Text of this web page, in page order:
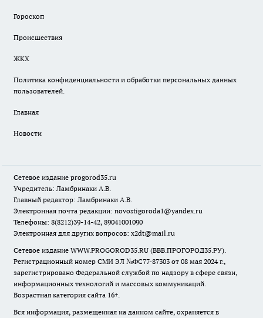
Гороскоп
Происшествия
ЖКХ
Политика конфиденциальности и обработки персональных данных
пользователей.
Главная
Новости
Сетевое издание progorod35.ru
Учредитель: Ламбринаки А.В.
Главный редактор: Ламбринаки А.В.
Электронная почта редакции: novostigoroda1@yandex.ru
Телефоны: 8(8212)39-14-42, 89041001090
Электронная для других вопросов: x2dt@mail.ru
Сетевое издание WWW.PROGOROD35.RU (ВВВ.ПРОГОРОД35.РУ).
Регистрационный номер СМИ ЭЛ №ФС77-87303 от 08 мая 2024 г.,
зарегистрировано Федеральной службой по надзору в сфере связи,
информационных технологий и массовых коммуникаций.
Возрастная категория сайта 16+.
Вся информация, размещенная на данном сайте, охраняется в